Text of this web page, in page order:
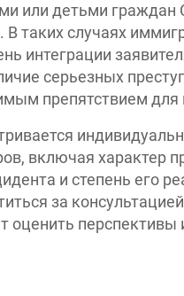
или детьми
таких случаях
интеграции
серьезных
препятствием для
включая характер
и степень его
за
оценить перспективы